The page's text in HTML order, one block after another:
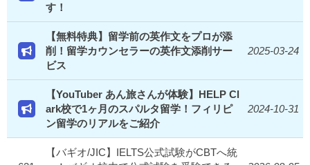
す！
【無料特典】留学前の英作文をプロが添
削！留学カウンセラーの英作文添削サー
ビス
2025-03-24
【YouTuber あん旅さんが体験】HELP Cl
ark校で1ヶ月のスパルタ留学！フィリピ
ン留学のリアルをご紹介
2024-10-31
【バギオ/JIC】IELTS公式試験がCBTへ統